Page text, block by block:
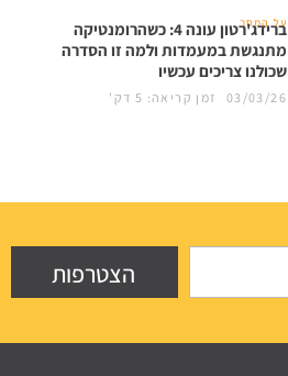
על המסך
ברידג'רטון עונה 4: כשהרומנטיקה
מתנגשת במעמדות ולמה זו הסדרה
שכולנו צריכים עכשיו
03/03/26 זמן קריאה: 5 דק'
הצטרפות